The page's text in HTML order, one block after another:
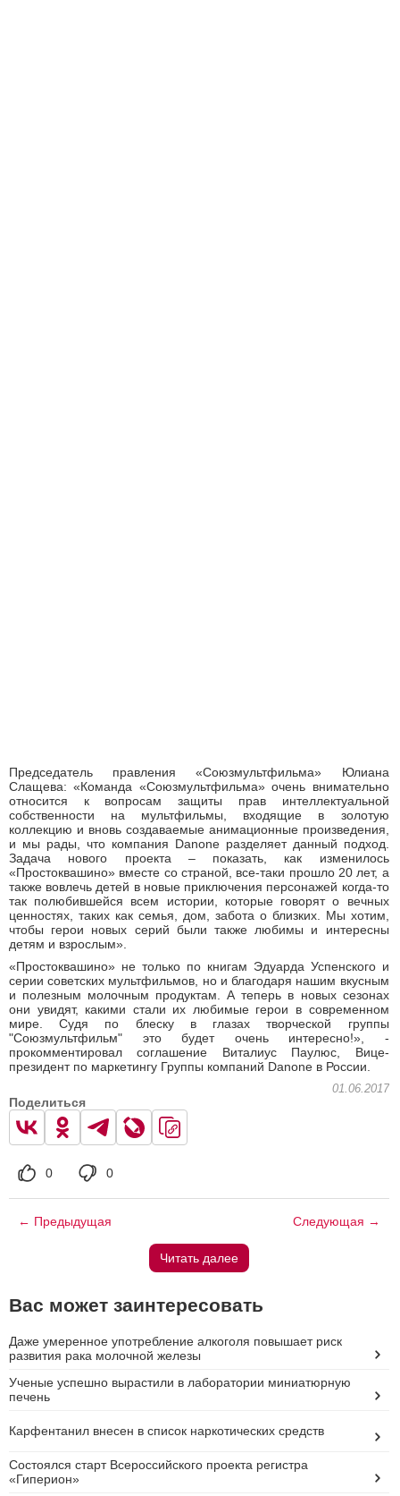
Председатель правления «Союзмультфильма» Юлиана
Слащева: «Команда «Союзмультфильма» очень внимательно
относится к вопросам защиты прав интеллектуальной
собственности на мультфильмы, входящие в золотую
коллекцию и вновь создаваемые анимационные произведения,
и мы рады, что компания Danone разделяет данный подход.
Задача нового проекта – показать, как изменилось
«Простоквашино» вместе со страной, все-таки прошло 20 лет, а
также вовлечь детей в новые приключения персонажей когда-то
так полюбившейся всем истории, которые говорят о вечных
ценностях, таких как семья, дом, забота о близких. Мы хотим,
чтобы герои новых серий были также любимы и интересны
детям и взрослым».
«Простоквашино» не только по книгам Эдуарда Успенского и
серии советских мультфильмов, но и благодаря нашим вкусным
и полезным молочным продуктам. А теперь в новых сезонах
они увидят, какими стали их любимые герои в современном
мире. Судя по блеску в глазах творческой группы
"Союзмультфильм" это будет очень интересно!», -
прокомментировал соглашение Виталиус Паулюс, Вице-
президент по маркетингу Группы компаний Danone в России.
01.06.2017
Поделиться
0 0
← Предыдущая Следующая →
Читать далее
Вас может заинтересовать
Даже умеренное употребление алкоголя повышает риск
развития рака молочной железы
Ученые успешно вырастили в лаборатории миниатюрную
печень
Карфентанил внесен в список наркотических средств
Состоялся старт Всероссийского проекта регистра
«Гиперион»